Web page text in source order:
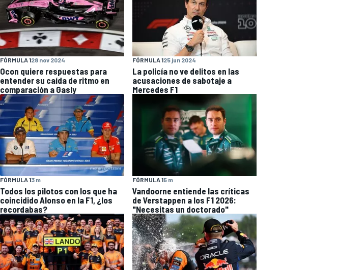
FÓRMULA 128 nov 2024
Ocon quiere respuestas para
entender su caída de ritmo en
comparación a Gasly
FÓRMULA 125 jun 2024
La policía no ve delitos en las
acusaciones de sabotaje a
Mercedes F1
FÓRMULA 13 m
Todos los pilotos con los que ha
coincidido Alonso en la F1, ¿los
recordabas?
FÓRMULA 15 m
Vandoorne entiende las críticas
de Verstappen a los F1 2026:
"Necesitas un doctorado"